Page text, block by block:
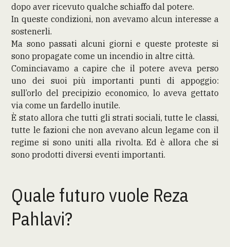
dopo aver ricevuto qualche schiaffo dal potere.
In queste condizioni, non avevamo alcun interesse a
sostenerli.
Ma sono passati alcuni giorni e queste proteste si
sono propagate come un incendio in altre città.
Cominciavamo a capire che il potere aveva perso
uno dei suoi più importanti punti di appoggio:
sull’orlo del precipizio economico, lo aveva gettato
via come un fardello inutile.
È stato allora che tutti gli strati sociali, tutte le classi,
tutte le fazioni che non avevano alcun legame con il
regime si sono uniti alla rivolta. Ed è allora che si
sono prodotti diversi eventi importanti.
Quale futuro vuole Reza
Pahlavi?